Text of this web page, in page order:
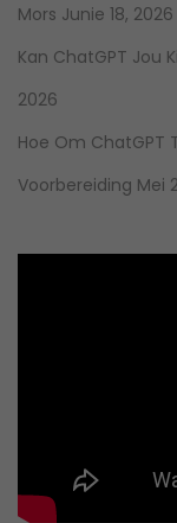
Mors Junie 18, 2026
Kan ChatGPT Jou
2026
Hoe Om ChatGPT
Voorbereiding Mei